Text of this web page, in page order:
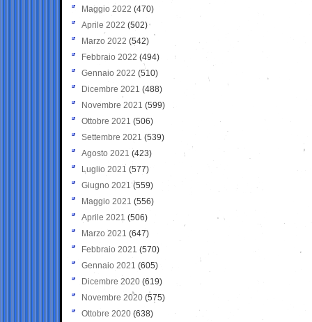
Maggio 2022 (470)
Aprile 2022 (502)
Marzo 2022 (542)
Febbraio 2022 (494)
Gennaio 2022 (510)
Dicembre 2021 (488)
Novembre 2021 (599)
Ottobre 2021 (506)
Settembre 2021 (539)
Agosto 2021 (423)
Luglio 2021 (577)
Giugno 2021(559)
Maggio 2021 (556)
Aprile 2021 (506)
Marzo 2021 (647)
Febbraio 2021 (570)
Gennaio 2021 (605)
Dicembre 2020 (619)
Novembre 2020 (575)
Ottobre 2020 (638)